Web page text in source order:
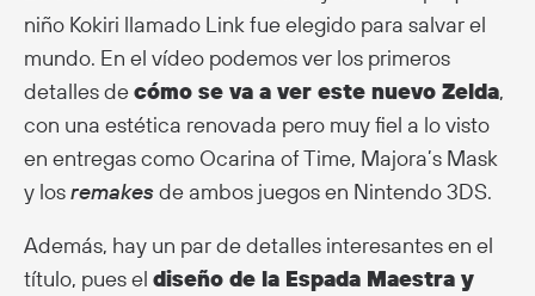
niño Kokiri llamado Link fue elegido para salvar el
mundo. En el vídeo podemos ver los primeros
detalles decómo se va a ver este nuevo Zelda,
con una estética renovada pero muy fiel a lo visto
en entregas como Ocarina of Time, Majora’s Mask
y losremakesde ambos juegos en Nintendo 3DS.
Además, hay un par de detalles interesantes en el
título, pues el diseño de la Espada Maestra y